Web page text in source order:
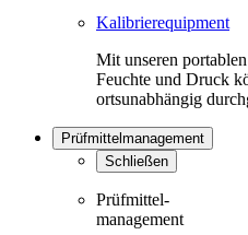
Kalibrierequipment
Mit unseren
Feuchte und Druck
ortsunabhängig
Prüfmittelmanagement
Schließen
Prüfmittel-
management